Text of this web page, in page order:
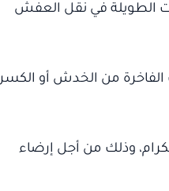
الطويلة في نقل العفش
الفاخرة من الخدش أو الكسر
وذلك من أجل إرضاء